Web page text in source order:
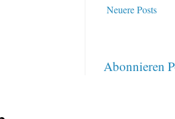
Neuere Posts
Abonnieren